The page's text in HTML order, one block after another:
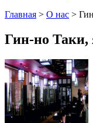
Главная > О нас >
Гин-но Таки,